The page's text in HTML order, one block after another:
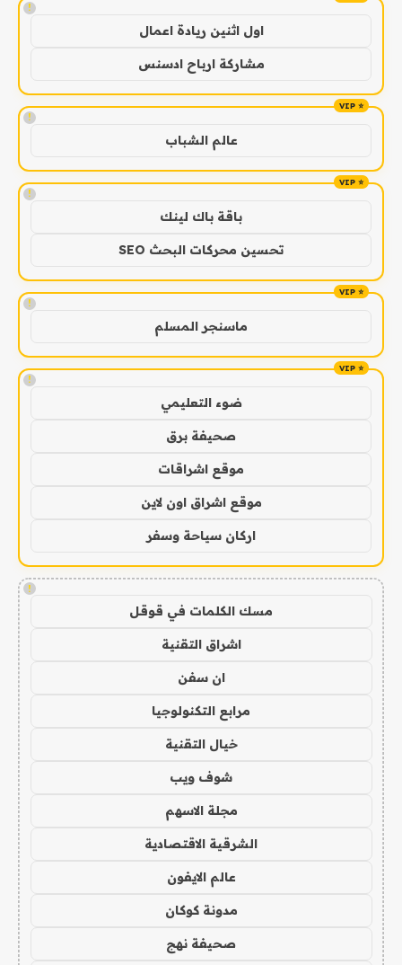
!
اول اثنين ريادة اعمال
مشاركة ارباح ادسنس
!
عالم الشباب
!
باقة باك لينك
تحسين محركات البحث SEO
!
ماسنجر المسلم
!
ضوء التعليمي
صحيفة برق
موقع اشراقات
موقع اشراق اون لاين
اركان سياحة وسفر
!
مسك الكلمات في قوقل
اشراق التقنية
ان سفن
مرابع التكنولوجيا
خيال التقنية
شوف ويب
مجلة الاسهم
الشرقية الاقتصادية
عالم الايفون
مدونة كوكان
صحيفة نهج